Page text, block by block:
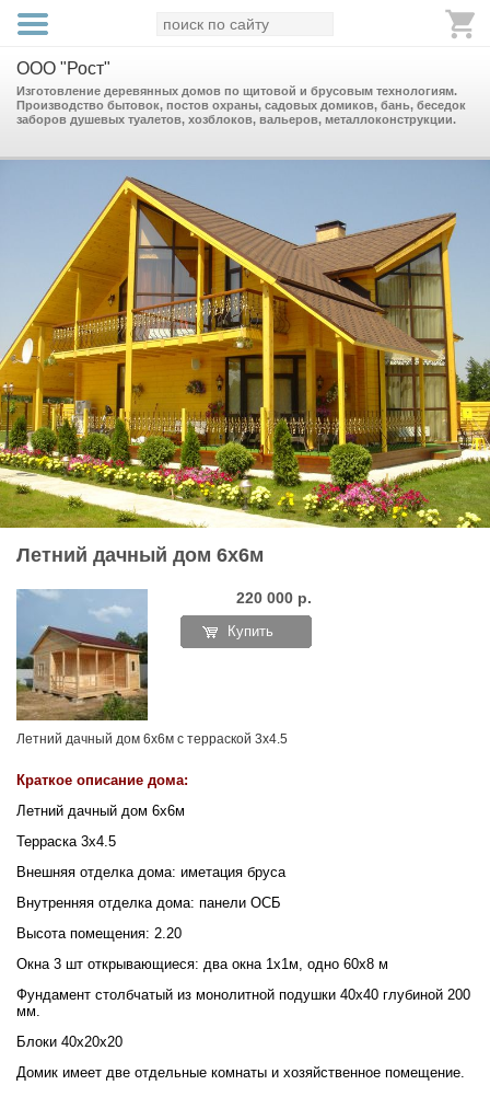
ООО "Рост"
Изготовление деревянных домов по щитовой и брусовым технологиям.
Производство бытовок, постов охраны, садовых домиков, бань, беседок
заборов душевых туалетов, хозблоков, вальеров, металлоконструкции.
Летний дачный дом 6х6м
220 000 р.
Купить
Летний дачный дом 6х6м с терраской 3х4.5
Краткое описание дома:
Летний дачный дом 6х6м
Терраска 3х4.5
Внешняя отделка дома: иметация бруса
Внутренняя отделка дома: панели ОСБ
Высота помещения: 2.20
Окна 3 шт открывающиеся: два окна 1х1м, одно 60х8 м
Фундамент столбчатый из монолитной подушки 40х40 глубиной 200
мм.
Блоки 40х20х20
Домик имеет две отдельные комнаты и хозяйственное помещение.